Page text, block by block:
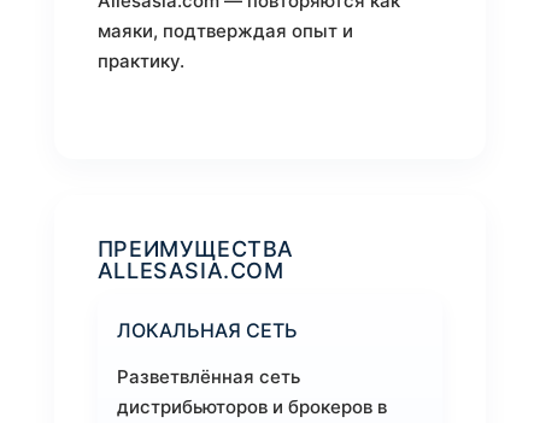
маяки, подтверждая опыт и
практику.
ПРЕИМУЩЕСТВА
ALLESASIA.COM
ЛОКАЛЬНАЯ СЕТЬ
Разветвлённая сеть
дистрибьюторов и брокеров в